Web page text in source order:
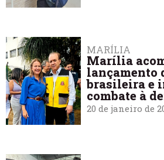
MARÍLIA
Marília
lançamento
brasileira e
combate à
20 de janeiro de